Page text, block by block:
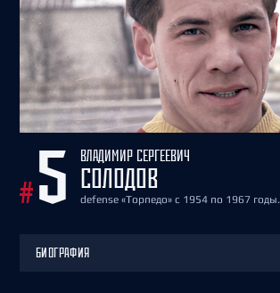
#5 ВЛАДИМИР СЕРГЕЕВИЧ
СОЛОДОВ
defense «Торпедо» с 1954 по 1967 годы.
БИОГРАФИЯ